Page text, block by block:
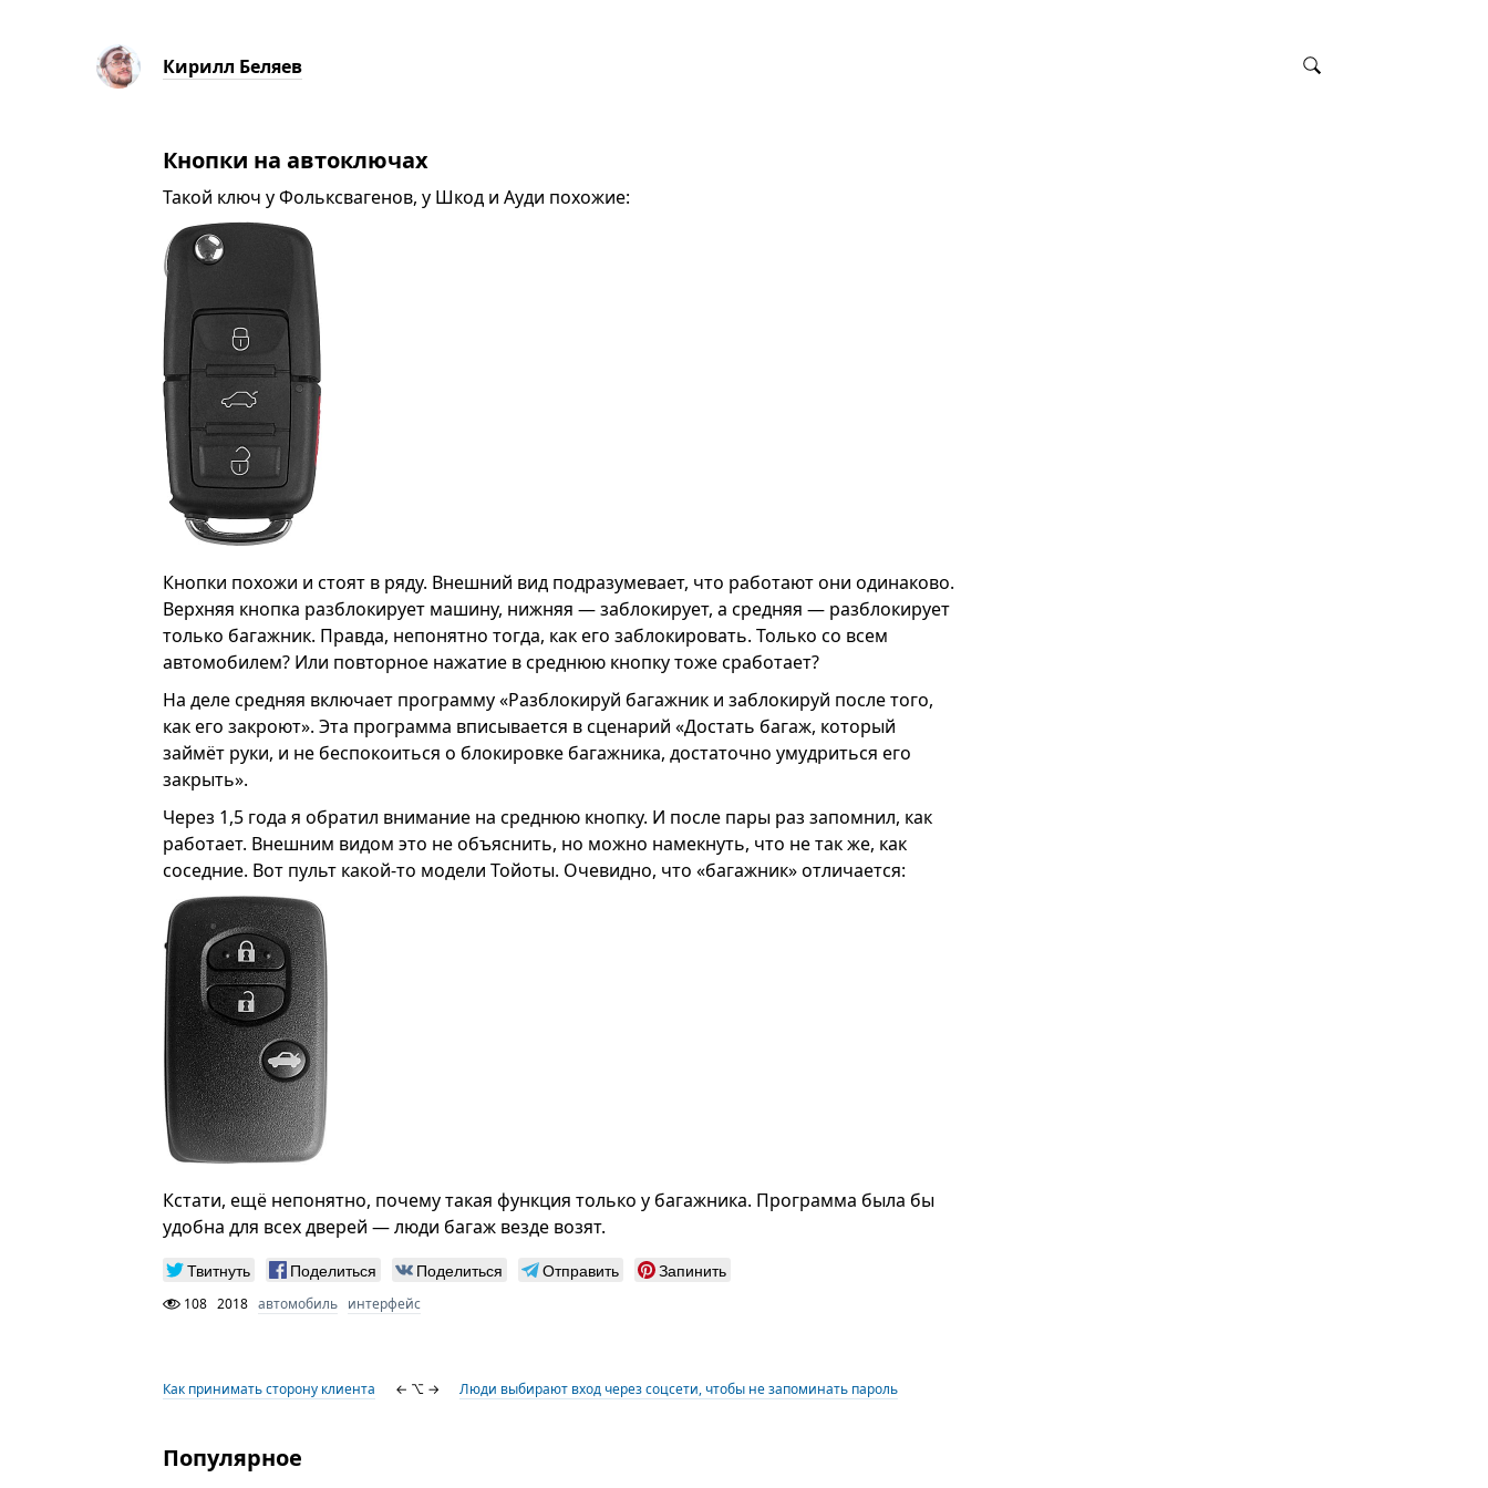
Кирилл Беляев
Кнопки на автоключах
Такой ключ у Фольксвагенов, у Шкод и Ауди похожие:
Кнопки похожи и стоят в ряду. Внешний вид подразумевает, что работают они одинаково.
Верхняя кнопка разблокирует машину, нижняя — заблокирует, а средняя — разблокирует
только багажник. Правда, непонятно тогда, как его заблокировать. Только со всем
автомобилем? Или повторное нажатие в среднюю кнопку тоже сработает?
На деле средняя включает программу «Разблокируй багажник и заблокируй после того,
как его закроют». Эта программа вписывается в сценарий «Достать багаж, который
займёт руки, и не беспокоиться о блокировке багажника, достаточно умудриться его
закрыть».
Через 1,5 года я обратил внимание на среднюю кнопку. И после пары раз запомнил, как
работает. Внешним видом это не объяснить, но можно намекнуть, что не так же, как
соседние. Вот пульт какой-то модели Тойоты. Очевидно, что «багажник» отличается:
Кстати, ещё непонятно, почему такая функция только у багажника. Программа была бы
удобна для всех дверей — люди багаж везде возят.
Твитнуть Поделиться Поделиться Отправить Запинить
108 2018 автомобиль интерфейс
Как принимать сторону клиента ← ⌥ → Люди выбирают вход через соцсети, чтобы не запоминать пароль
Популярное